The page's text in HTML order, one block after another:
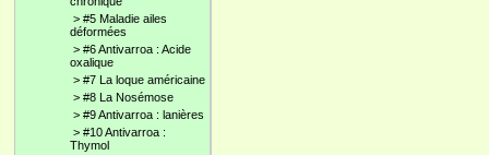
> #5 Maladie ailes
déformées
> #6 Antivarroa : Acide
oxalique
> #7 La loque américaine
> #8 La Nosémose
> #9 Antivarroa : lanières
> #10 Antivarroa :
Thymol